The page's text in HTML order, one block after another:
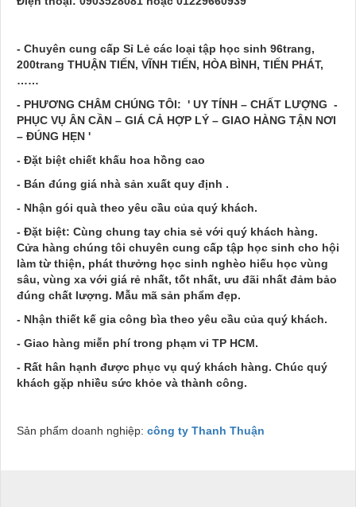
- Chuyên cung cấp Sỉ Lẻ các loại tập học sinh 96trang,
200trang THUẬN TIẾN, VĨNH TIẾN, HÒA BÌNH, TIẾN PHÁT,
……
- PHƯƠNG CHÂM CHÚNG TÔI: ' UY TÍNH – CHẤT LƯỢNG -
PHỤC VỤ ÂN CẦN – GIÁ CẢ HỢP LÝ – GIAO HÀNG TẬN NƠI
– ĐÚNG HẸN '
- Đặt biệt chiết khấu hoa hồng cao
- Bán đúng giá nhà sản xuất quy định .
- Nhận gói quà theo yêu cầu của quý khách.
- Đặt biệt: Cùng chung tay chia sẻ với quý khách hàng.
Cửa hàng chúng tôi chuyên cung cấp tập học sinh cho hội
làm từ thiện, phát thưởng học sinh nghèo hiếu học vùng
sâu, vùng xa với giá rẻ nhất, tốt nhất, ưu đãi nhất đảm bảo
đúng chất lượng. Mẫu mã sản phẩm đẹp.
- Nhận thiết kế gia công bìa theo yêu cầu của quý khách.
- Giao hàng miễn phí trong phạm vi TP HCM.
- Rất hân hạnh được phục vụ quý khách hàng. Chúc quý
khách gặp nhiều sức khỏe và thành công.
Sản phẩm doanh nghiệp: công ty Thanh Thuận